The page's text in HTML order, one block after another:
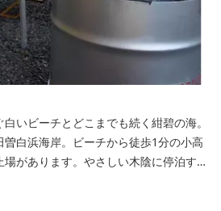
いビーチとどこまでも続く紺碧の海。
白浜海岸。ビーチから徒歩1分の小高
があります。やさしい木陰に停泊する
ナです。 航海の気分高まる
像できないほど広く、くつろぎの空